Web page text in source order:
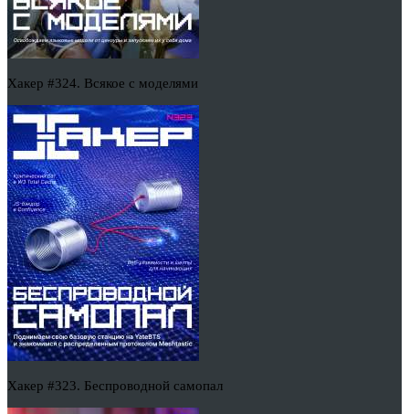
Хакер #324. Всякое с моделями
Хакер #323. Беспроводной самопал